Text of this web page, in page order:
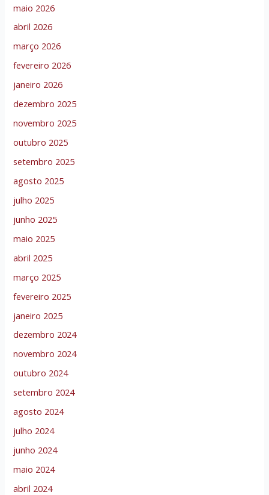
maio 2026
abril 2026
março 2026
fevereiro 2026
janeiro 2026
dezembro 2025
novembro 2025
outubro 2025
setembro 2025
agosto 2025
julho 2025
junho 2025
maio 2025
abril 2025
março 2025
fevereiro 2025
janeiro 2025
dezembro 2024
novembro 2024
outubro 2024
setembro 2024
agosto 2024
julho 2024
junho 2024
maio 2024
abril 2024